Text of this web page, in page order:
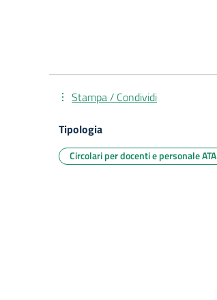
Stampa / Condividi
Tipologia
Circolari per docenti e personale ATA